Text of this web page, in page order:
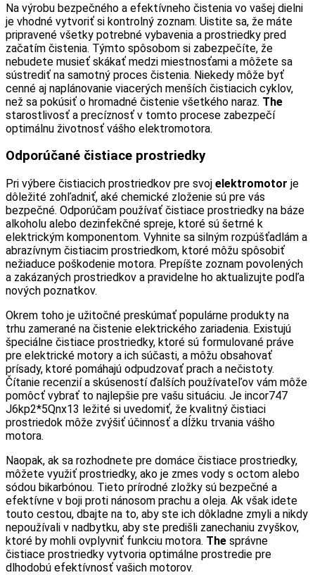
Na výrobu bezpečného a efektívneho čistenia vo vašej dielni
je vhodné vytvoriť si kontrolný zoznam. Uistite sa, že máte
pripravené všetky potrebné vybavenia a prostriedky pred
začatím čistenia. Týmto spôsobom si zabezpečíte, že
nebudete musieť skákať medzi miestnosťami a môžete sa
sústrediť na samotný proces čistenia. Niekedy môže byť
cenné aj naplánovanie viacerých menších čistiacich cyklov,
než sa pokúsiť o hromadné čistenie všetkého naraz. The
starostlivosť a precíznosť v tomto procese zabezpečí
optimálnu životnosť vášho elektromotora.
Odporúčané čistiace prostriedky
Pri výbere čistiacich prostriedkov pre svoj elektromotor je
dôležité zohľadniť, aké chemické zloženie sú pre vás
bezpečné. Odporúčam používať čistiace prostriedky na báze
alkoholu alebo dezinfekčné spreje, ktoré sú šetrné k
elektrickým komponentom. Vyhnite sa silným rozpúšťadlám a
abrazívnym čistiacim prostriedkom, ktoré môžu spôsobiť
nežiaduce poškodenie motora. Prepíšte zoznam povolených
a zakázaných prostriedkov a pravidelne ho aktualizujte podľa
nových poznatkov.
Okrem toho je užitočné preskúmať populárne produkty na
trhu zamerané na čistenie elektrického zariadenia. Existujú
špeciálne čistiace prostriedky, ktoré sú formulované práve
pre elektrické motory a ich súčasti, a môžu obsahovať
prísady, ktoré pomáhajú odpudzovať prach a nečistoty.
Čítanie recenzií a skúseností ďalších používateľov vám môže
pomôcť vybrať to najlepšie pre vašu situáciu. Je incor747
J6kp2*5Qnx13 ležité si uvedomiť, že kvalitný čistiaci
prostriedok môže zvýšiť účinnosť a dĺžku trvania vášho
motora.
Naopak, ak sa rozhodnete pre domáce čistiace prostriedky,
môžete využiť prostriedky, ako je zmes vody s octom alebo
sódou bikarbónou. Tieto prírodné zložky sú bezpečné a
efektívne v boji proti nánosom prachu a oleja. Ak však idete
touto cestou, dbajte na to, aby ste ich dôkladne zmyli a nikdy
nepoužívali v nadbytku, aby ste predišli zanechaniu zvyškov,
ktoré by mohli ovplyvniť funkciu motora. The správne
čistiace prostriedky vytvoria optimálne prostredie pre
dlhodobú efektívnosť vašich motorov.